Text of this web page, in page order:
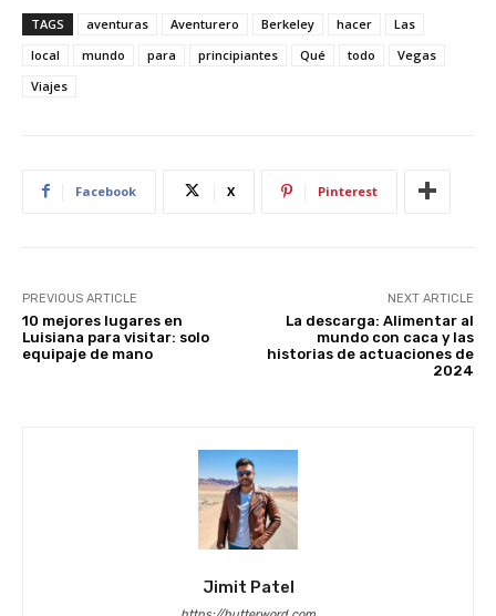
er
st
at
s
e
d
di e
ar
TAGS aventuras Aventurero Berkeley hacer
Las
local
mundo para principiantes Qué todo
Vegas
Viajes
Facebook X Pinterest
PREVIOUS ARTICLE
10 mejores lugares en
Luisiana para visitar: solo
equipaje de mano
NEXT ARTICLE
La descarga: Alimentar al
mundo con caca y las
historias de actuaciones de
2024
Jimit Patel